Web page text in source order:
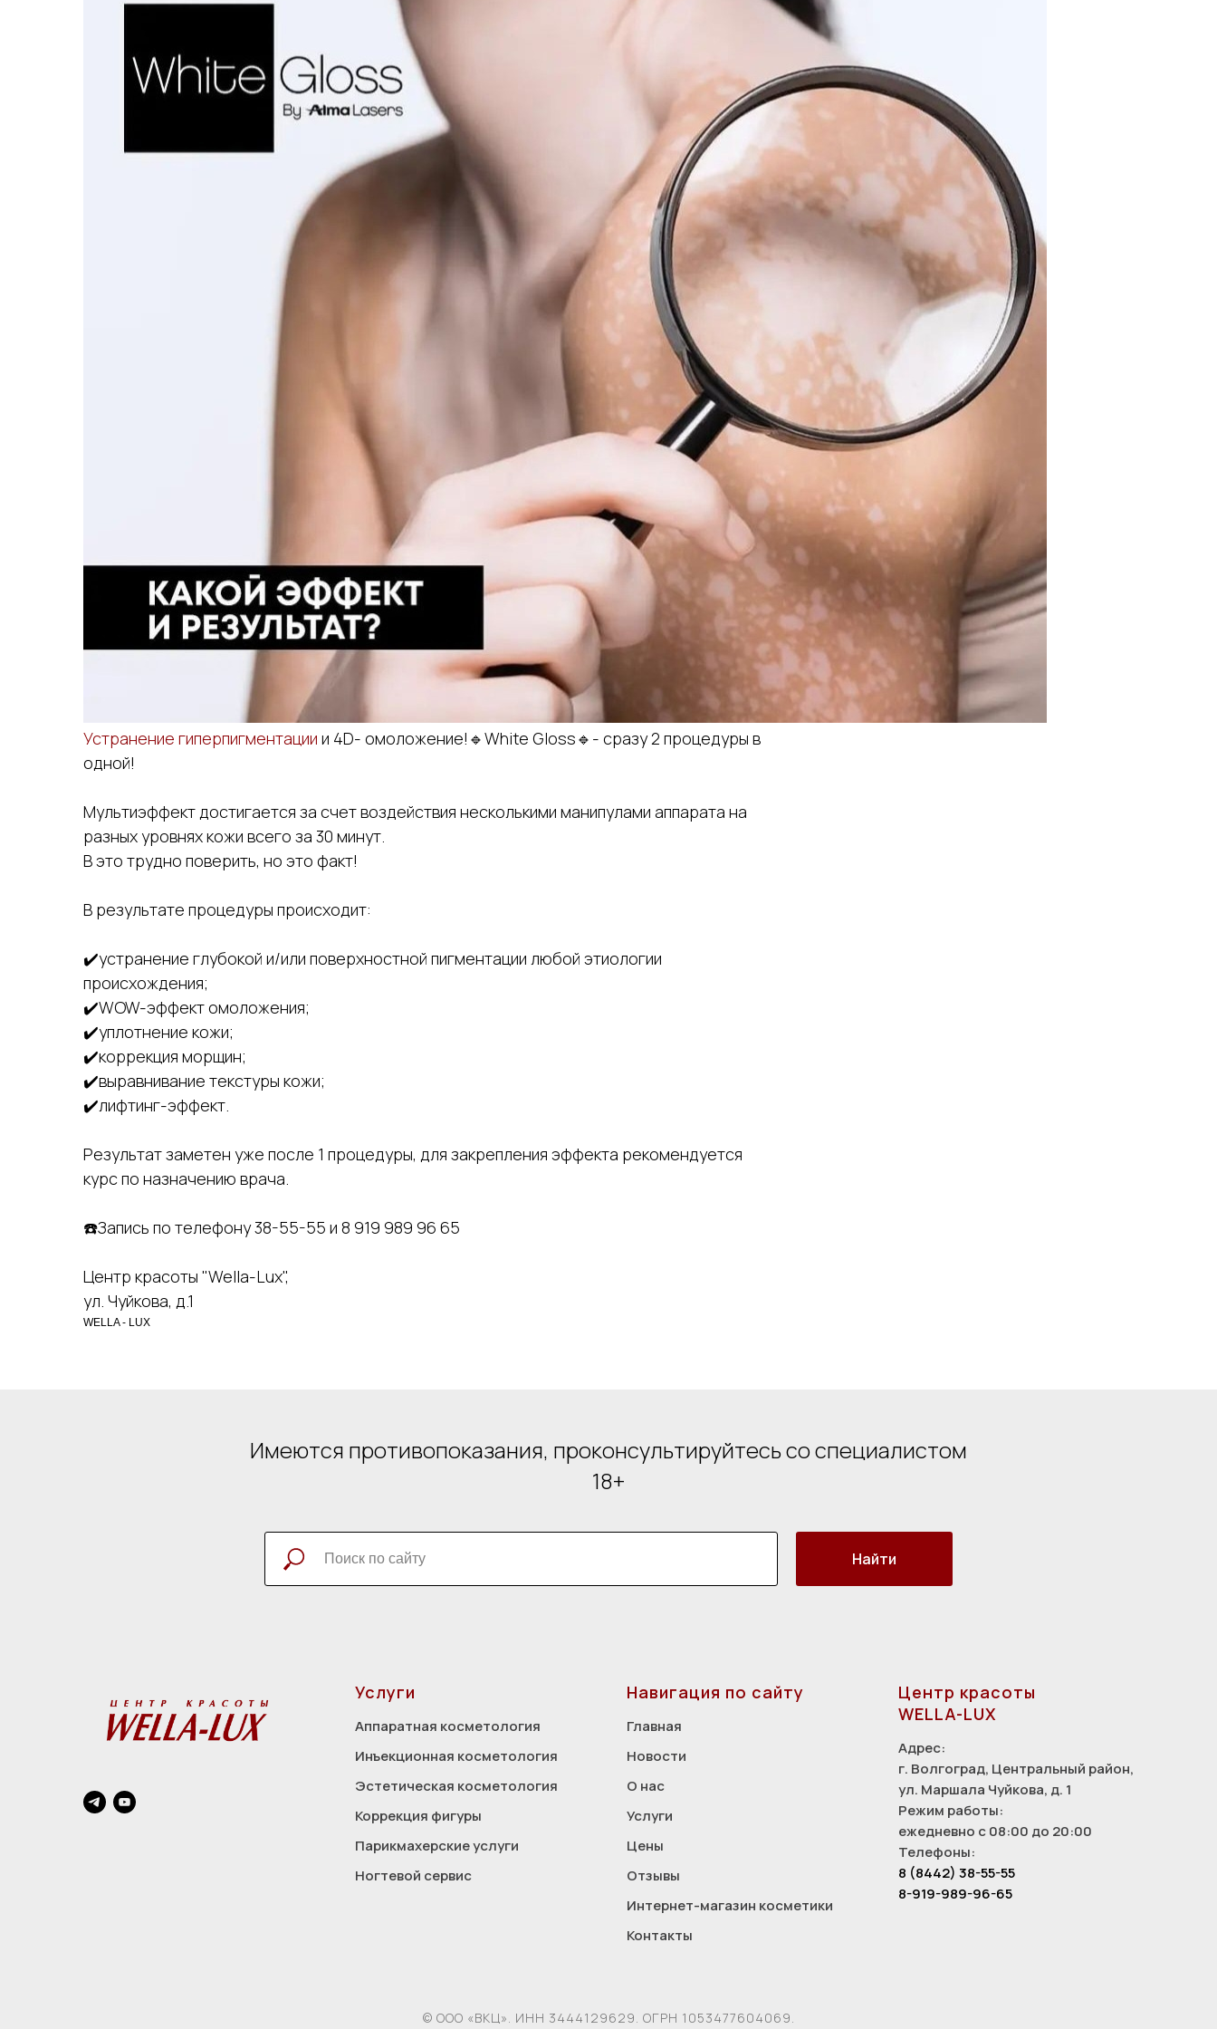
Устранение гиперпигментации и 4D- омоложение!🔹️White Gloss🔹️- сразу 2 процедуры в
одной!
Мультиэффект достигается за счет воздействия несколькими манипулами аппарата на
разных уровнях кожи всего за 30 минут.
В это трудно поверить, но это факт!
В результате процедуры происходит:
✔️устранение глубокой и/или поверхностной пигментации любой этиологии
происхождения;
✔️WOW-эффект омоложения;
✔️уплотнение кожи;
✔️коррекция морщин;
✔️выравнивание текстуры кожи;
✔️лифтинг-эффект.
Результат заметен уже после 1 процедуры, для закрепления эффекта рекомендуется
курс по назначению врача.
☎️Запись по телефону 38-55-55 и 8 919 989 96 65
Центр красоты "Wella-Lux",
ул. Чуйкова, д.1
WELLA - LUX
Имеются противопоказания, проконсультируйтесь со специалистом
18+
Найти
Услуги
Аппаратная косметология
Инъекционная косметология
Эстетическая косметология
Коррекция фигуры
Парикмахерские услуги
Ногтевой сервис
Навигация по сайту
Главная
Новости
О нас
Услуги
Цены
Отзывы
Интернет-магазин косметики
Контакты
Центр красоты
WELLA-LUX
Адрес:
г. Волгоград, Центральный район,
ул. Маршала Чуйкова, д. 1
Режим работы:
ежедневно с 08:00 до 20:00
Телефоны:
8 (8442) 38-55-55
8-919-989-96-65
© ООО «ВКЦ». ИНН 3444129629. ОГРН 1053477604069.